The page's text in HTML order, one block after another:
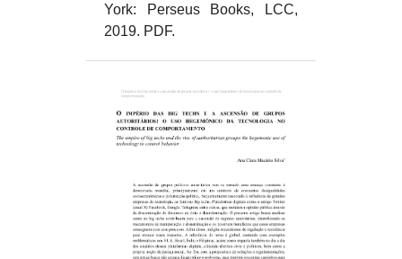
York: Perseus Books, LCC,
2019. PDF.